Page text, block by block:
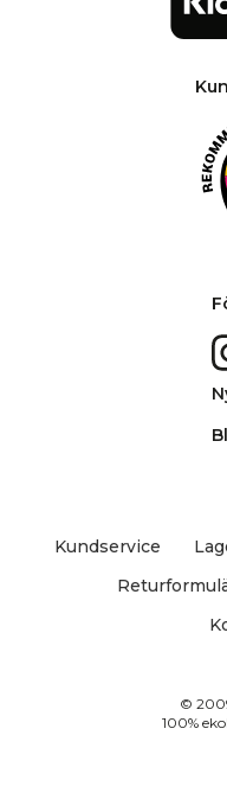
Kundservice
©
100%